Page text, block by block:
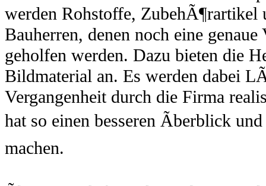
werden Rohstoffe, ZubehÃ¶rartikel
Bauherren, denen noch eine
geholfen werden. Dazu bieten die
Bildmaterial an. Es werden dabei
Vergangenheit durch die Firma
hat so einen besseren Ãberblick
machen.